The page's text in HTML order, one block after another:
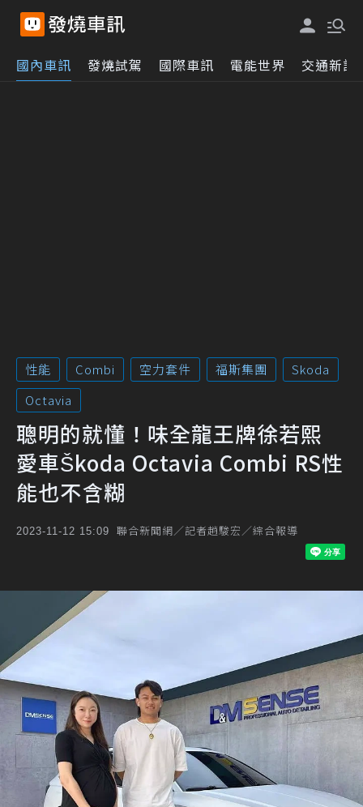
國內車訊 發燒試駕 國際車訊 電能世界 交通新訊
性能 Combi 空力套件 福斯集團
Skoda
Octavia
聰明的就懂！味全龍王牌徐若熙
愛車Škoda Octavia Combi RS性
能也不含糊
2023-11-12 15:09 聯合新聞網／記者趙駿宏／綜合報導